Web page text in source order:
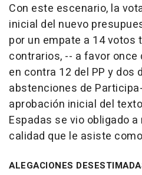
Con este escenario, la
inicial del nuevo
por un empate a 14
contrarios, -- a favor once
en contra 12 del PP y dos
abstenciones de
aprobación inicial del
Espadas se vio obligado
calidad que le asiste
ALEGACIONES